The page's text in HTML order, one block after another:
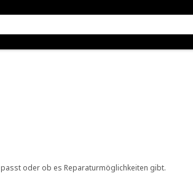
oder ob es Reparaturmöglichkeiten gibt.